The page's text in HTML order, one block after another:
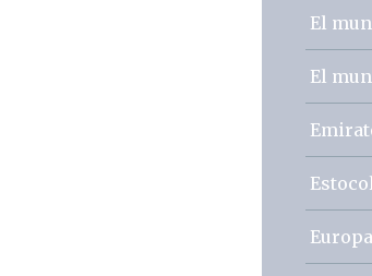
El
El
Europa